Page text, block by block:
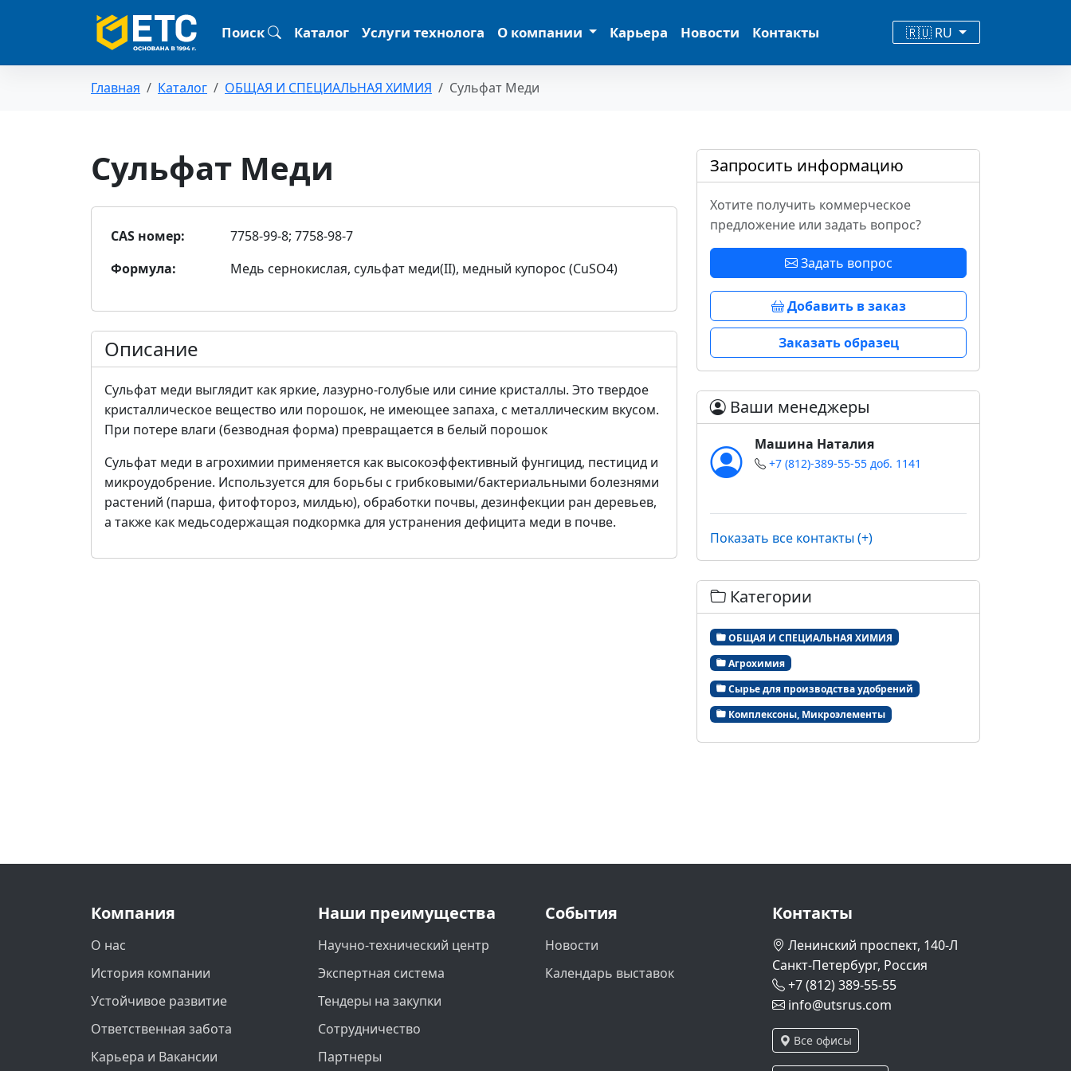
Поиск Каталог Услуги технолога О компании Карьера Новости Контакты 🇷🇺 RU
Главная Каталог ОБЩАЯ И СПЕЦИАЛЬНАЯ ХИМИЯ Сульфат Меди
Сульфат Меди
CAS номер:
7758-99-8; 7758-98-7
Формула:
Медь сернокислая, сульфат меди(II), медный купорос (CuSO4)
Описание
Сульфат меди выглядит как яркие, лазурно-голубые или синие кристаллы. Это твердое
кристаллическое вещество или порошок, не имеющее запаха, с металлическим вкусом.
При потере влаги (безводная форма) превращается в белый порошок
Сульфат меди в агрохимии применяется как высокоэффективный фунгицид, пестицид и
микроудобрение. Используется для борьбы с грибковыми/бактериальными болезнями
растений (парша, фитофтороз, милдью), обработки почвы, дезинфекции ран деревьев,
а также как медьсодержащая подкормка для устранения дефицита меди в почве.
Запросить информацию
Хотите получить коммерческое
предложение или задать вопрос?
Задать вопрос
Добавить в заказ
Заказать образец
Ваши менеджеры
Машина Наталия
+7 (812)-389-55-55 доб. 1141
Показать все контакты (+)
Категории
ОБЩАЯ И СПЕЦИАЛЬНАЯ ХИМИЯ
Агрохимия
Сырье для производства удобрений
Комплексоны, Микроэлементы
Компания
О нас
История компании
Устойчивое развитие
Ответственная забота
Карьера и Вакансии
Наши преимущества
Научно-технический центр
Экспертная система
Тендеры на закупки
Сотрудничество
Партнеры
События
Новости
Календарь выставок
Контакты
Ленинский проспект, 140-Л
Санкт-Петербург, Россия
+7 (812) 389-55-55
info@utsrus.com
Все офисы